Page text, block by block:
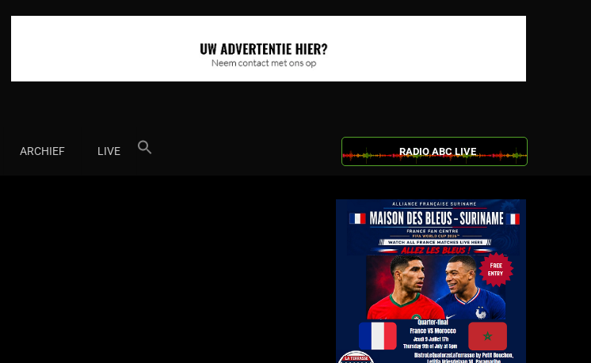
ARCHIEF LIVE
Search
for:
RADIO ABC LIVE